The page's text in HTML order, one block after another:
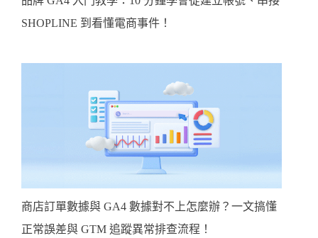
SHOPLINE 到看懂電商事件！
商店訂單數據與 GA4 數據對不上怎麼辦？一文搞懂
正常誤差與 GTM 追蹤異常排查流程！